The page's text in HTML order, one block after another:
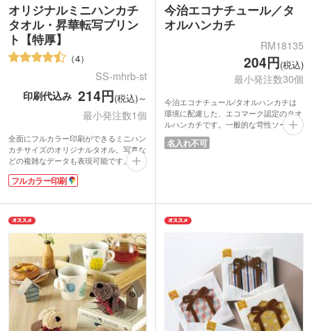
オリジナルミニハンカチ
タオル・昇華転写プリン
ト【特厚】
4
SS-mhrb-st
印刷代込み 214円(税込)～
最小発注数1個
全面にフルカラー印刷ができるミニハン
カチサイズのオリジナルタオル。写真な
どの複雑なデータも表現可能です。しっ
かり厚みのある特厚タイプ。表面はなめ
らかさが特徴のラビットタッチ、裏面は
ます。
携帯しやすいポケットサイズでお子さま
も使いやすい大きさなので、卒園記念品
としても人気です。表示価格は印刷代込
みの格安価格！フルカラーのデザインも
1色のデザインも同価格でご案内。1枚か
らご注文いただけます。思い出に残るオ
リジナルタオル作成してみてはいかがで
しょうか。
フルカラー印刷
今治エコナチュール／タ
オルハンカチ
RM18135
204円(税込)
最小発注数30個
今治エコナチュール/タオルハンカチは
環境に配慮した、エコマーク認定のタオ
ルハンカチです。一般的な苛性ソーダを
使用せず、酸と酸素を使って、綿本来の
力を発揮できる【TZ酸性酵素法】加
アイボリーの2色取混ぜでお届けしま
で、ポストインも可能サイズ。DMに添
付してご挨拶の粗品にもご活用いただけ
【TZ酸性酵素法とは】
環境負担の少ない精練・漂白加工で綿を
純化。繊維を傷めず、吸水性等の綿本来
の機能を引き出します。従来法と比べ
CO2排出量を約40%削減可能な、環境に
も優しい精練漂白方法です。
名入れ不可